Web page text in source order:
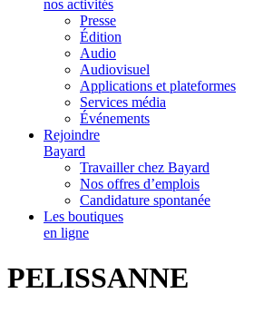
nos activités
Presse
Édition
Audio
Audiovisuel
Applications et plateformes
Services média
Événements
Rejoindre
Bayard
Travailler chez Bayard
Nos offres d’emplois
Candidature spontanée
Les boutiques
en ligne
PELISSANNE